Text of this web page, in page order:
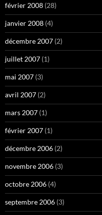
février 2008 (28)
janvier 2008 (4)
décembre 2007 (2)
juillet 2007 (1)
mai 2007 (3)
avril 2007 (2)
mars 2007 (1)
février 2007 (1)
décembre 2006 (2)
novembre 2006 (3)
octobre 2006 (4)
septembre 2006 (3)